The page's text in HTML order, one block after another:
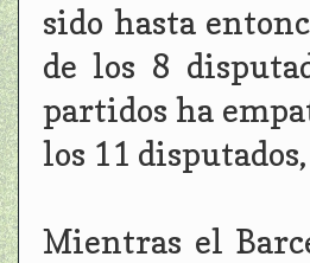
sido hasta
de los 8
partidos ha
los 11
Mientras el